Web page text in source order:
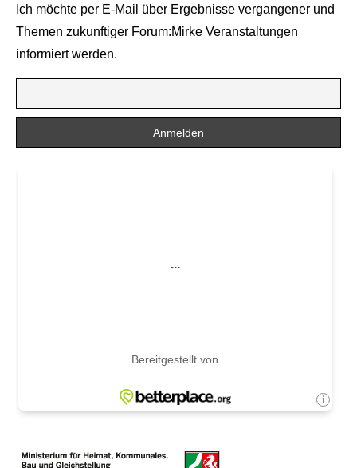
Ich möchte per E-Mail über Ergebnisse vergangener und
Themen zukunftiger Forum:Mirke Veranstaltungen
informiert werden.